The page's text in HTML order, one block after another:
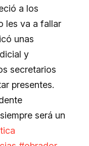
a los
les va a fallar
unas
y
secretarios
presentes.
será un